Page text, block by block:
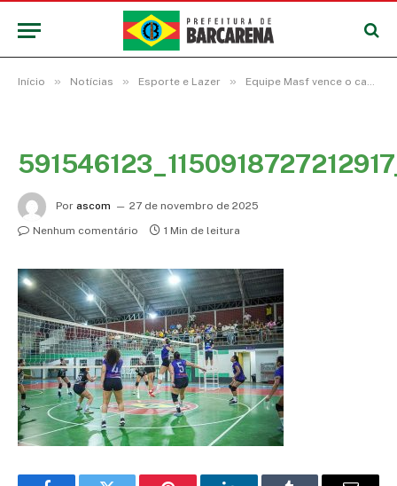
Início » Notícias » Esporte e Lazer » Equipe Masf vence o campeonato municipal de vôlei feminino de Barcarena
Por ascom
27 de novembro de 2025
Nenhum comentário
1 Min de leitura